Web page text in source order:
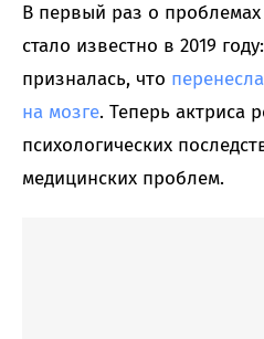
В первый раз о
стало известно в 2019
призналась, что
на мозге. Теперь актриса
психологических
медицинских проблем.